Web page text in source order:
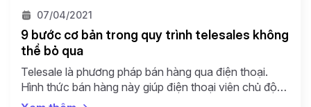
07/04/2021
9 bước cơ bản trong quy trình telesales không
thể bỏ qua
Telesale là phương pháp bán hàng qua điện thoại.
Hình thức bán hàng này giúp điện thoại viên chủ động
gọi ra cho khách hàng. Bằng cách sử dụng linh hoạt